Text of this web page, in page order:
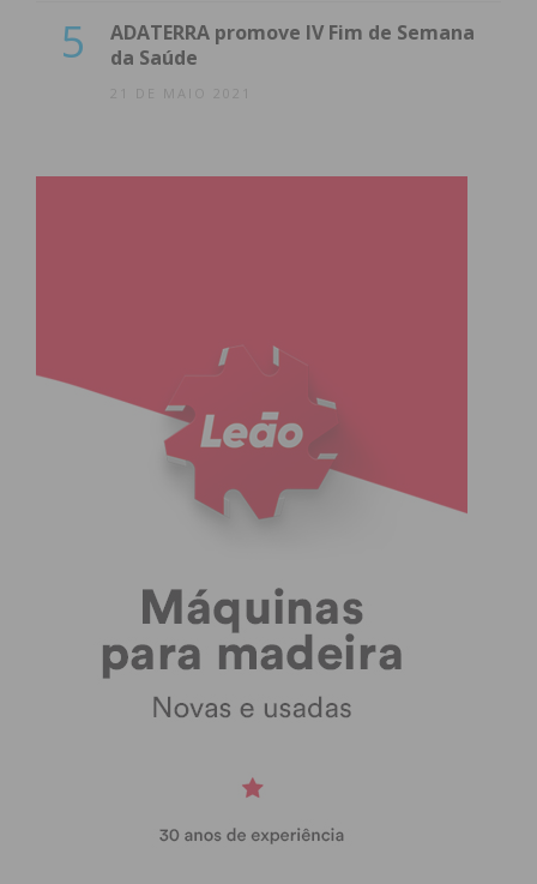
5
ADATERRA promove IV Fim de Semana
da Saúde
21 DE MAIO 2021